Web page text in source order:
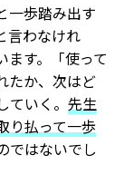
一歩踏み出す
言わなけれ
ます。「使って
たか、次はど
いく。 先生
り払って一歩
ではないでし